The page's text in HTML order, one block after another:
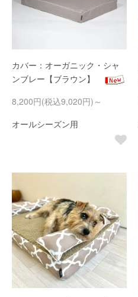
カバー：オーガニック・シャ
ンブレー【ブラウン】
8,200円(税込9,020円)～
オールシーズン用